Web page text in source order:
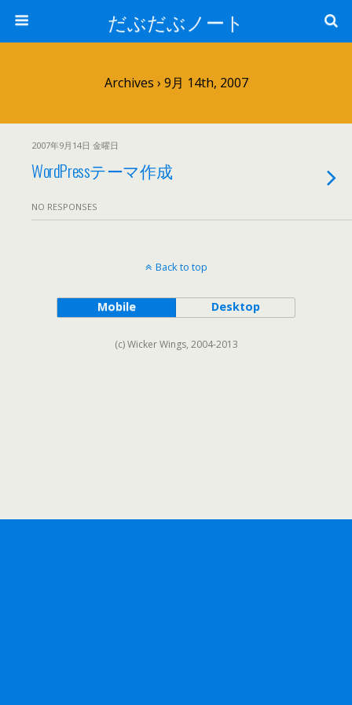
だぶだぶノート
Archives › 9月 14th, 2007
2007年9月14日 金曜日
WordPressテーマ作成
NO RESPONSES
Back to top
Mobile Desktop
(c) Wicker Wings, 2004-2013